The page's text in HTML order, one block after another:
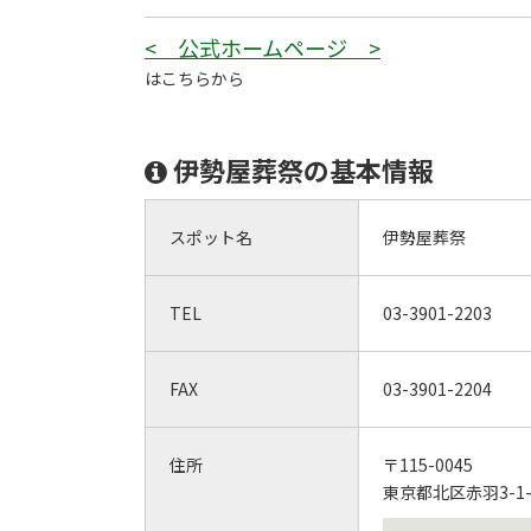
< 公式ホームページ >
はこちらから
伊勢屋葬祭の基本情報
スポット名 伊勢屋葬祭
TEL 03-3901-2203
FAX 03-3901-2204
住所
〒115-0045
東京都北区赤羽3-